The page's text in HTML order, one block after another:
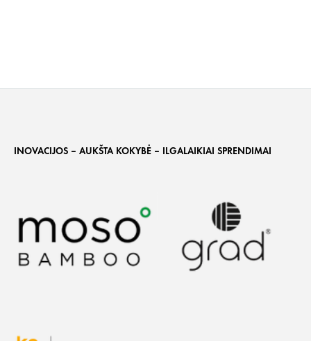
INOVACIJOS – AUKŠTA KOKYBĖ – ILGALAIKIAI SPRENDIMAI